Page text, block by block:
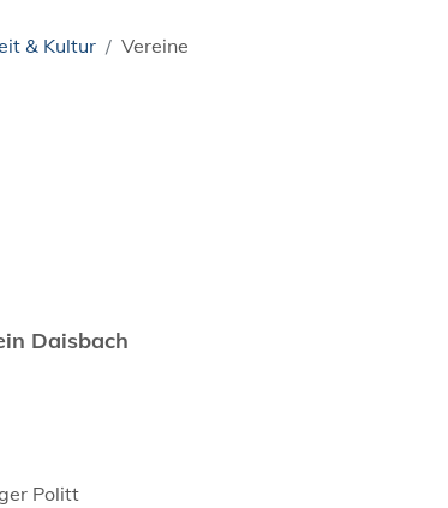
& Kultur Vereine
Daisbach
Politt